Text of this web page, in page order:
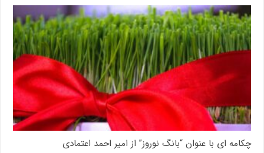
چکامه ای با عنوان “بانگ نوروز” از امیر احمد اعتمادی